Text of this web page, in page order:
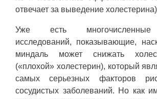
отвечает за выведение
Уже есть многочисленные
исследований, показывающие,
миндаль может снижать
(«плохой» холестерин), который
самых серьезных факторов
сосудистых заболеваний. Но как